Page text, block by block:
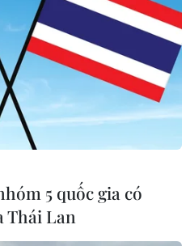
nước kèm giông
5 quốc gia có
Thái Lan